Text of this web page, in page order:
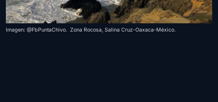
Imagen: @FbPuntaChivo. Zona Rocosa, Salina Cruz-Oaxaca-México.